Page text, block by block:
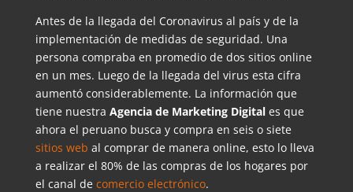
Antes de la llegada del Coronavirus al país y de la
implementación de medidas de seguridad. Una
persona compraba en promedio de dos sitios online
en un mes. Luego de la llegada del virus esta cifra
aumentó considerablemente. La información que
tiene nuestra Agencia de Marketing Digital es que
ahora el peruano busca y compra en seis o siete
sitios web al comprar de manera online, esto lo lleva
a realizar el 80% de las compras de los hogares por
el canal de comercio electrónico.